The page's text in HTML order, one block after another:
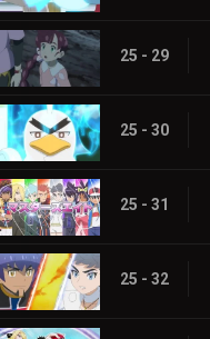
25 - 29
25 - 30
25 - 31
25 - 32